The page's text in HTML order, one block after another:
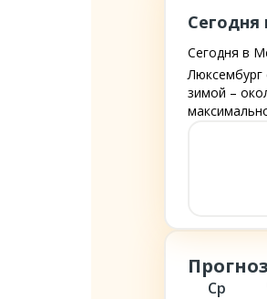
Сегодня
Сегодня в
Люксембург
зимой –
Ср